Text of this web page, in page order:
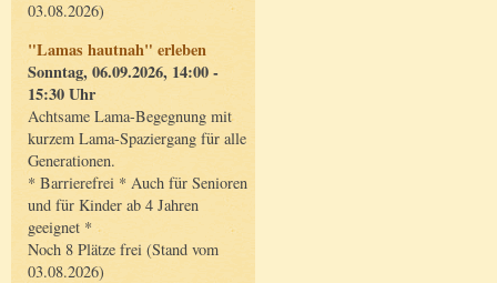
03.08.2026)
"Lamas hautnah" erleben
Sonntag, 06.09.2026, 14:00 -
15:30 Uhr
Achtsame Lama-Begegnung mit
kurzem Lama-Spaziergang für alle
Generationen.
* Barrierefrei * Auch für Senioren
und für Kinder ab 4 Jahren
geeignet *
Noch 8 Plätze frei (Stand vom
03.08.2026)